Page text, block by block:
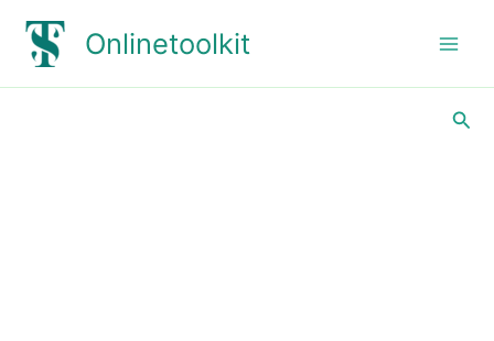
要
Onlinetoolkit
搜